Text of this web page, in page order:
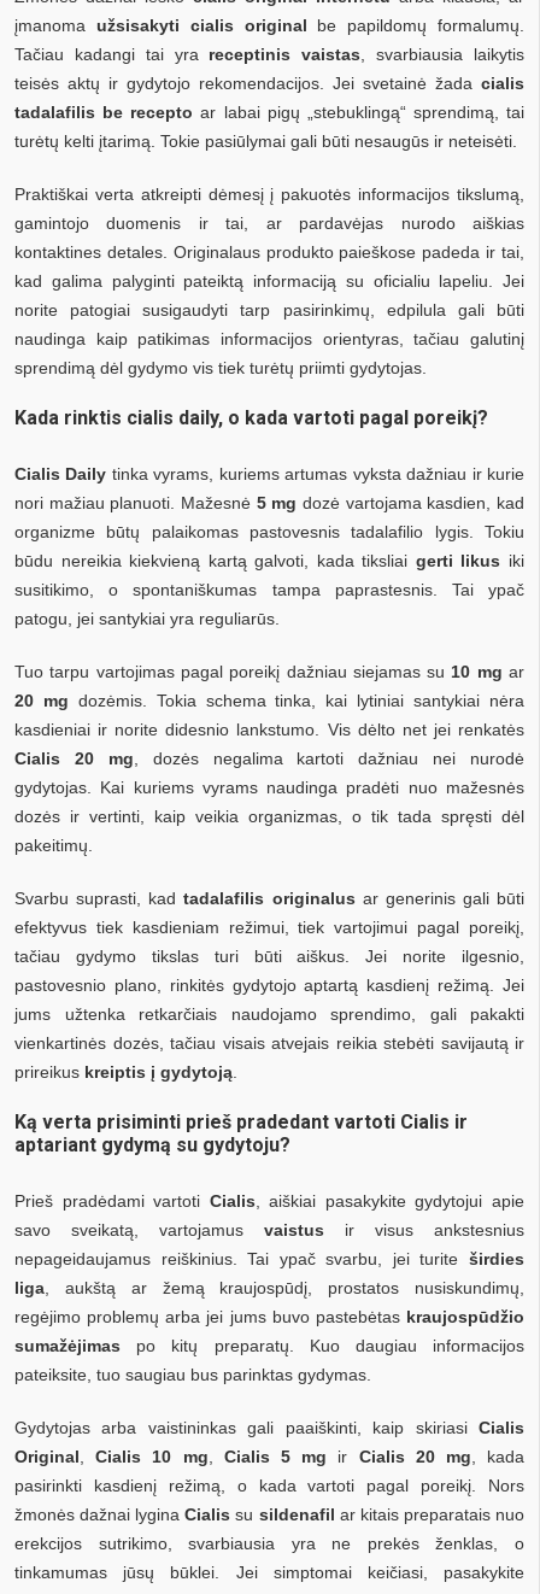
įmanoma užsisakyti cialis original be papildomų formalumų.
Tačiau kadangi tai yra receptinis vaistas , svarbiausia laikytis
teisės aktų ir gydytojo rekomendacijos. Jei svetainė žada cialis
tadalafilis be recepto ar labai pigų „stebuklingą“ sprendimą, tai
turėtų kelti įtarimą. Tokie pasiūlymai gali būti nesaugūs ir neteisėti.
Praktiškai verta atkreipti dėmesį į pakuotės informacijos tikslumą,
gamintojo duomenis ir tai, ar pardavėjas nurodo aiškias
kontaktines detales. Originalaus produkto paieškose padeda ir tai,
kad galima palyginti pateiktą informaciją su oficialiu lapeliu. Jei
norite patogiai susigaudyti tarp pasirinkimų, edpilula gali būti
naudinga kaip patikimas informacijos orientyras, tačiau galutinį
sprendimą dėl gydymo vis tiek turėtų priimti gydytojas.
Kada rinktis cialis daily, o kada vartoti pagal poreikį?
Cialis Daily tinka vyrams, kuriems artumas vyksta dažniau ir kurie
nori mažiau planuoti. Mažesnė 5 mg dozė vartojama kasdien, kad
organizme būtų palaikomas pastovesnis tadalafilio lygis. Tokiu
būdu nereikia kiekvieną kartą galvoti, kada tiksliai gerti likus iki
susitikimo, o spontaniškumas tampa paprastesnis. Tai ypač
patogu, jei santykiai yra reguliarūs.
Tuo tarpu vartojimas pagal poreikį dažniau siejamas su 10 mg ar
20 mg dozėmis. Tokia schema tinka, kai lytiniai santykiai nėra
kasdieniai ir norite didesnio lankstumo. Vis dėlto net jei renkatės
Cialis 20 mg , dozės negalima kartoti dažniau nei nurodė
gydytojas. Kai kuriems vyrams naudinga pradėti nuo mažesnės
dozės ir vertinti, kaip veikia organizmas, o tik tada spręsti dėl
pakeitimų.
Svarbu suprasti, kadtadalafilis originalus ar generinis gali būti
efektyvus tiek kasdieniam režimui, tiek vartojimui pagal poreikį,
tačiau gydymo tikslas turi būti aiškus. Jei norite ilgesnio,
pastovesnio plano, rinkitės gydytojo aptartą kasdienį režimą. Jei
jums užtenka retkarčiais naudojamo sprendimo, gali pakakti
vienkartinės dozės, tačiau visais atvejais reikia stebėti savijautą ir
prireikus kreiptis į gydytoją
Ką verta prisiminti prieš pradedant vartoti Cialis ir
aptariant gydymą su gydytoju?
Prieš pradėdami vartoti Cialis , aiškiai pasakykite gydytojui apie
savo sveikatą, vartojamus vaistus ir visus ankstesnius
nepageidaujamus reiškinius. Tai ypač svarbu, jei turite širdies
liga , aukštą ar žemą kraujospūdį, prostatos nusiskundimų,
regėjimo problemų arba jei jums buvo pastebėtas kraujospūdžio
sumažėjimas po kitų preparatų. Kuo daugiau informacijos
pateiksite, tuo saugiau bus parinktas gydymas.
Gydytojas arba vaistininkas gali paaiškinti, kaip skiriasi Cialis
Original ,Cialis 10 mg Cialis 5 mg ir Cialis 20 mg , kada
pasirinkti kasdienį režimą, o kada vartoti pagal poreikį. Nors
žmonės dažnai lyginaCialis su sildenafil ar kitais preparatais nuo
erekcijos sutrikimo, svarbiausia yra ne prekės ženklas, o
tinkamumas jūsų būklei. Jei simptomai keičiasi, pasakykite